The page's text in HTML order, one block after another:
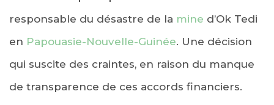
responsable du désastre de la mine d’Ok Tedi
en Papouasie-Nouvelle-Guinée. Une décision
qui suscite des craintes, en raison du manque
de transparence de ces accords financiers.